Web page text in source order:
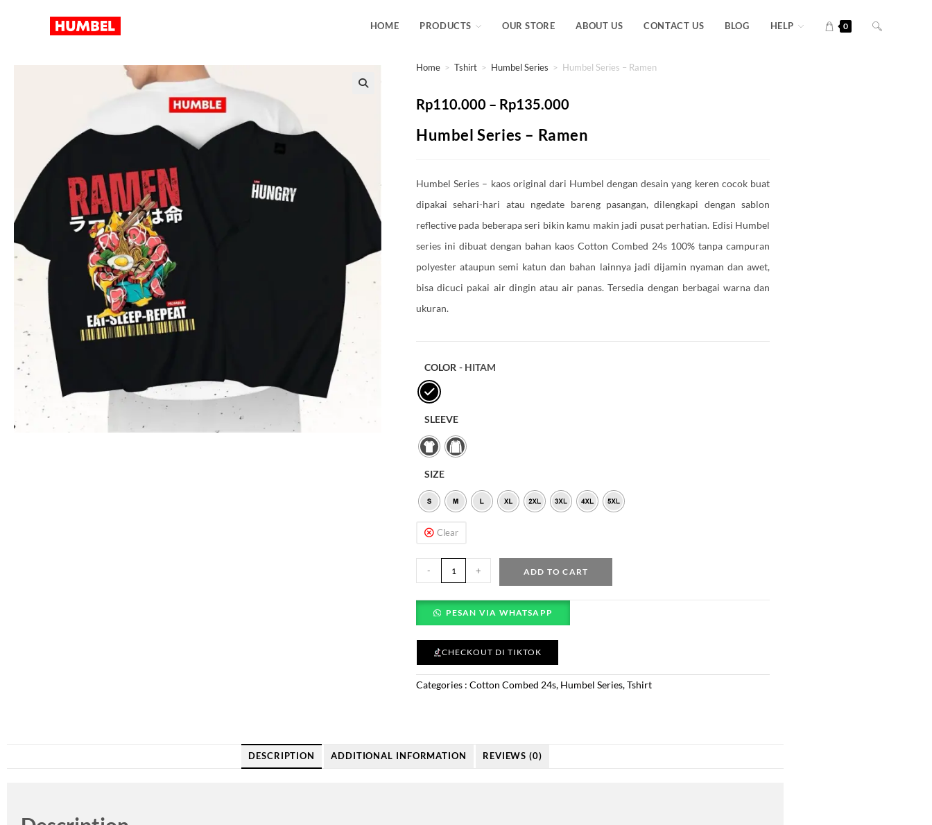
HOME PRODUCTS OUR STORE ABOUT US CONTACT US BLOG HELP 0
Home > Tshirt > Humbel Series > Humbel Series – Ramen
Rp110.000 – Rp135.000
Humbel Series – Ramen
Humbel Series – kaos original dari Humbel dengan desain yang keren cocok buat
dipakai sehari-hari atau ngedate bareng pasangan, dilengkapi dengan sablon
reflective pada beberapa seri bikin kamu makin jadi pusat perhatian. Edisi Humbel
series ini dibuat dengan bahan kaos Cotton Combed 24s 100% tanpa campuran
polyester ataupun semi katun dan bahan lainnya jadi dijamin nyaman dan awet,
bisa dicuci pakai air dingin atau air panas. Tersedia dengan berbagai warna dan
ukuran.
COLOR - HITAM
SLEEVE
SIZE
Clear
- + ADD TO CART
PESAN VIA WHATSAPP
CHECKOUT DI TIKTOK
Categories : Cotton Combed 24s, Humbel Series,Tshirt
DESCRIPTION ADDITIONAL INFORMATION REVIEWS (0)